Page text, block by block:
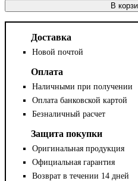
В
Доставка
Новой почтой
Оплата
Наличными при получении
Оплата банковской картой
Безналичный расчет
Защита покупки
Оригинальная продукция
Официальная гарантия
Возврат в течении 14 дней